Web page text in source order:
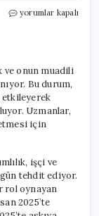
Meme
Hastalar
Tedirgin
için
yorumlar kapalı
ve onun muadili
Bu durum,
etkileyerek
Uzmanlar,
için
işçi ve
gün tehdit ediyor.
rol oynayan
2025’te